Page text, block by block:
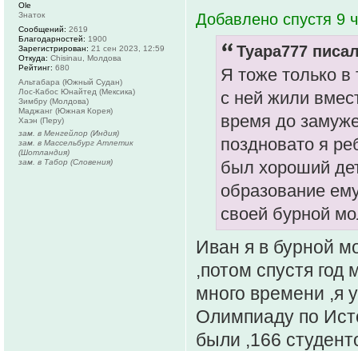
Добавлено спустя 9
Tyapa777
Я тоже только в
с ней жили
время до
поздновато я
был хороший
образование
своей бурной
Иван я в бурной
,потом спустя
много времени ,я
Олимпиаду по
были ,166
Ole
Знаток
Сообщений: 2619
Благодарностей: 1900
Зарегистрирован: 21 сен 2023, 12:59
Откуда: Chisinau, Молдова
Рейтинг: 680
Альтабара (Южный Судан)
Лос-Кабос Юнайтед (Мексика)
Зимбру (Молдова)
Маджанг (Южная Корея)
Хаэн (Перу)
зам. в Менгейлор (Индия)
зам. в Массельбург Атлетик
(Шотландия)
зам. в Табор (Словения)